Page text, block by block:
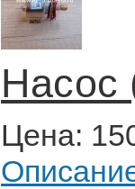
Цена: